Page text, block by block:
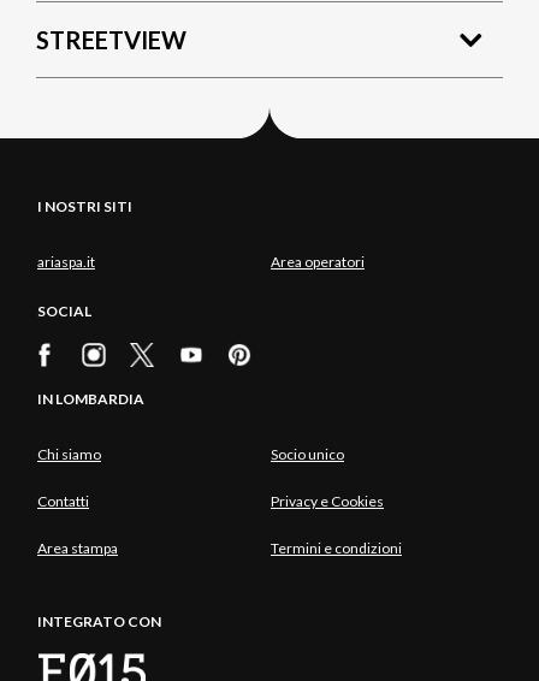
STREETVIEW
I NOSTRI SITI
ariaspa.it Area operatori
SOCIAL
IN LOMBARDIA
Chi siamo Socio unico
Contatti Privacy e Cookies
Area stampa Termini e condizioni
INTEGRATO CON